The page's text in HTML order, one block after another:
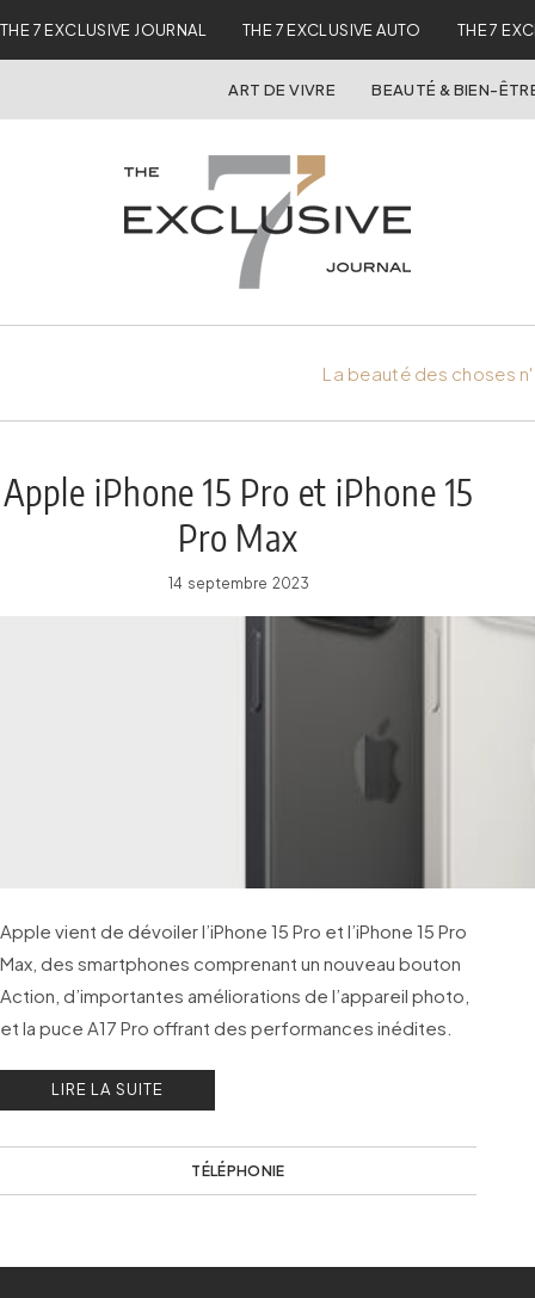
THE 7 EXCLUSIVE JOURNAL THE 7 EXCLUSIVE AUTO THE 7
ART DE VIVRE BEAUTÉ & BIEN-
La beauté des choses
Apple iPhone 15 Pro et iPhone 15
Pro Max
14 septembre 2023
Apple vient de dévoiler l’iPhone 15 Pro et l’iPhone 15 Pro
Max, des smartphones comprenant un nouveau bouton
Action, d’importantes améliorations de l’appareil photo,
et la puce A17 Pro offrant des performances inédites.
LIRE LA SUITE
TÉLÉPHONIE